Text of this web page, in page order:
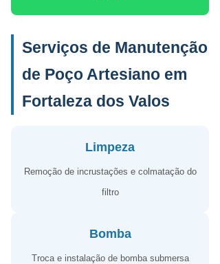
Serviços de Manutenção
de Poço Artesiano em
Fortaleza dos Valos
Limpeza
Remoção de incrustações e colmatação do
filtro
Bomba
Troca e instalação de bomba submersa